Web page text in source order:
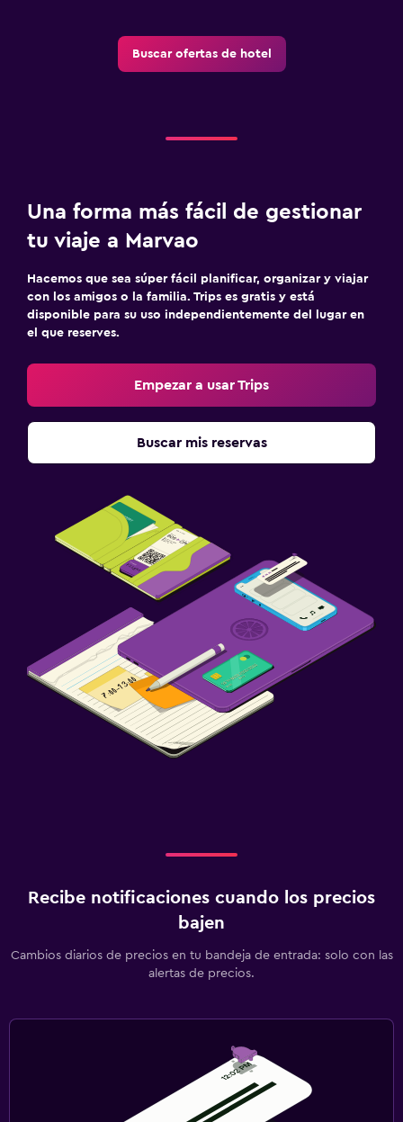
Estacionamiento gratuito
Fax/fotocopiadora
Escritorio
Ideal para familias
Cuna/cama nido disponibles
Comidas para niños
Buscar ofertas de hotel
Una forma más fácil de gestionar
tu viaje a Marvao
Hacemos que sea súper fácil planificar, organizar y viajar
con los amigos o la familia. Trips es gratis y está
disponible para su uso independientemente del lugar en
el que reserves.
Empezar a usar Trips
Buscar mis reservas
Recibe notificaciones cuando los precios
bajen
Cambios diarios de precios en tu bandeja de entrada: solo con las
alertas de precios.